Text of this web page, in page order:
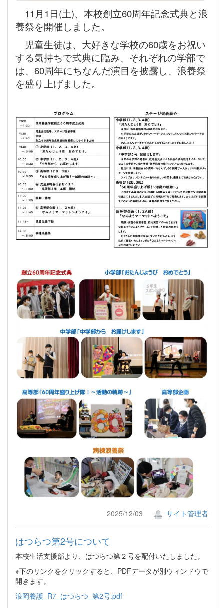
11月1日(土)、本校創立60周年記念式典と浪
養祭を開催しました。
児童生徒は、大好きな学校の60歳をお祝い
する気持ちで式典に臨み、それぞれの学部で
は、 60周年にちなんだ演目を披露し、浪養祭
を盛り上げました。
2025/12/03 サイト管理者
はつらつ第2号について
本校生活支援部より、はつらつ第２号を配付いたしました。
※下のリンクをクリックすると、PDFデータが別ウィンドウで
開きます。
浪岡養護_R7_はつらつ_第2号.pdf